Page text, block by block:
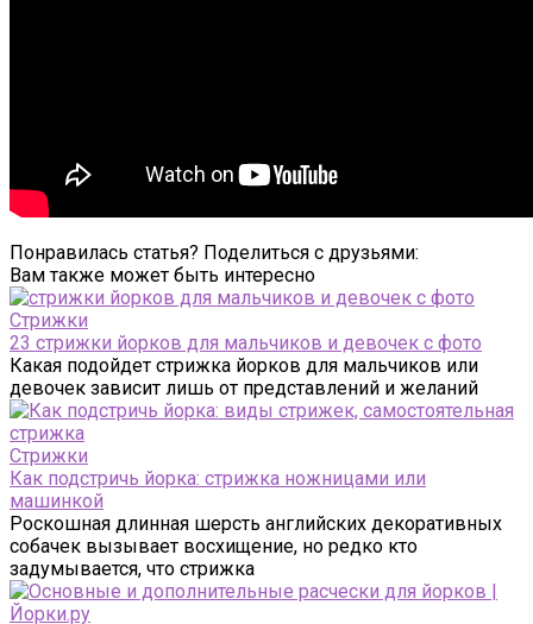
Понравилась статья? Поделиться с друзьями:
Вам также может быть интересно
Стрижки
23 стрижки йорков для мальчиков и девочек с фото
Какая подойдет стрижка йорков для мальчиков или
девочек зависит лишь от представлений и желаний
Стрижки
Как подстричь йорка: стрижка ножницами или
машинкой
Роскошная длинная шерсть английских декоративных
собачек вызывает восхищение, но редко кто
задумывается, что стрижка